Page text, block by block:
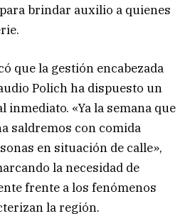
brindar auxilio a quienes
que la gestión encabezada
Polich ha dispuesto un
«Ya la semana que
saldremos con comida
en situación de calle»,
la necesidad de
frente a los fenómenos
la región.